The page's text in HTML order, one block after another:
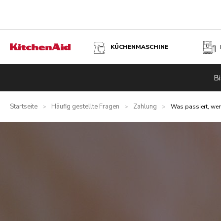
KÜCHENMASCHINE
Startseite > Häufig gestellte Fragen > Zahlung > Was passiert,